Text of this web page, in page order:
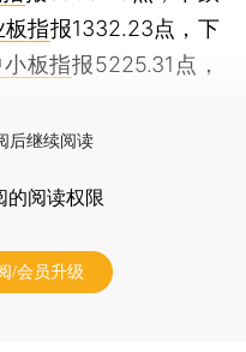
板指报1332.23点，下
小板指报5225.31点，
后继续阅读
的阅读权限
/会员升级